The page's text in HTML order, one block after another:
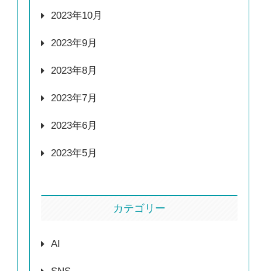
2023年10月
2023年9月
2023年8月
2023年7月
2023年6月
2023年5月
カテゴリー
AI